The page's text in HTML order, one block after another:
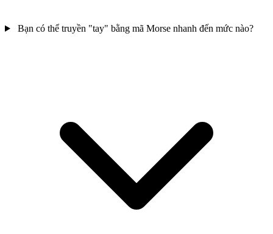
Bạn có thể truyền "tay" bằng mã Morse nhanh đến mức nào?